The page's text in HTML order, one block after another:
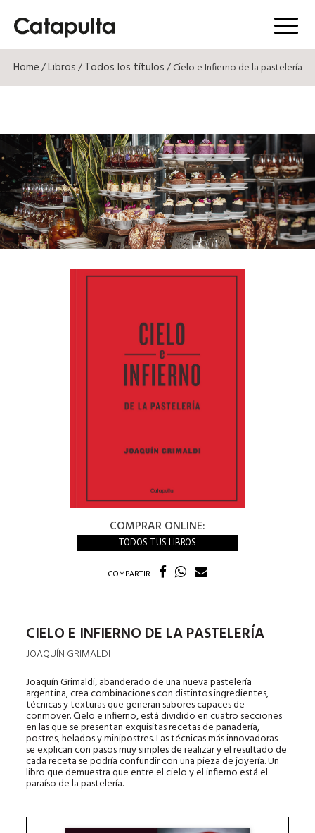
Menú
Home/Libros/Todos los títulos/ Cielo e Infierno de la pastelería
COMPRAR ONLINE:
TODOS TUS LIBROS
COMPARTIR
CIELO E INFIERNO DE LA PASTELERÍA
JOAQUÍN GRIMALDI
Joaquín Grimaldi, abanderado de una nueva pastelería
argentina, crea combinaciones con distintos ingredientes,
técnicas y texturas que generan sabores capaces de
conmover. Cielo e infierno, está dividido en cuatro secciones
en las que se presentan exquisitas recetas de panadería,
postres, helados y minipostres. Las técnicas más innovadoras
se explican con pasos muy simples de realizar y el resultado de
cada receta se podría confundir con una pieza de joyería. Un
libro que demuestra que entre el cielo y el infierno está el
paraíso de la pastelería.